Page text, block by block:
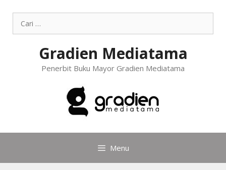
Gradien Mediatama
Penerbit Buku Mayor Gradien Mediatama
Menu